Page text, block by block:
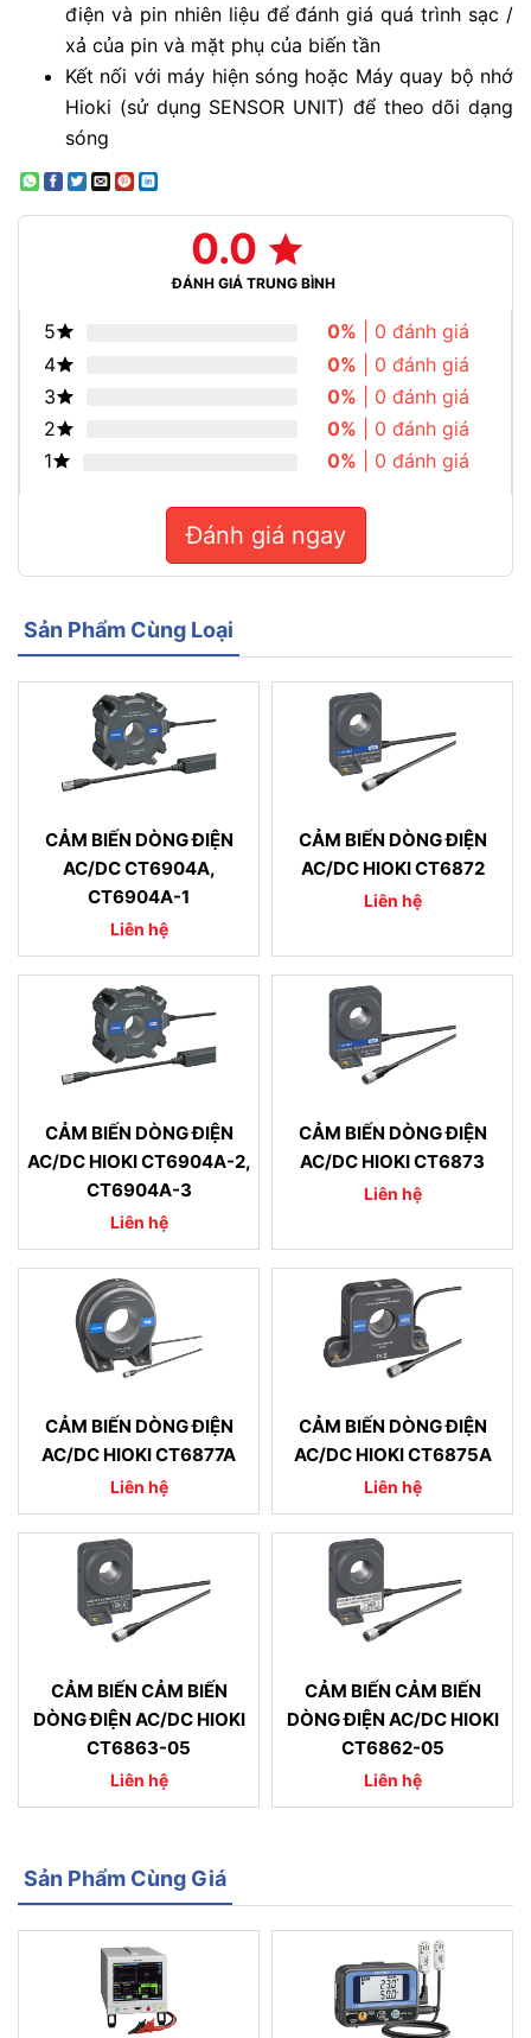
điện và pin nhiên liệu để đánh giá quá trình sạc /
xả của pin và mặt phụ của biến tần
Kết nối với máy hiện sóng hoặc Máy quay bộ nhớ
Hioki (sử dụng SENSOR UNIT) để theo dõi dạng
sóng
0.0
ĐÁNH GIÁ TRUNG BÌNH
5 0% | 0 đánh giá
4
0% | 0 đánh giá
3
0% | 0 đánh giá
2
0% | 0 đánh giá
1
0% | 0 đánh giá
Đánh giá ngay
Sản Phẩm Cùng Loại
CẢM BIẾN DÒNG ĐIỆN
AC/DC CT6904A,
CT6904A-1
Liên hệ
CẢM BIẾN DÒNG ĐIỆN
AC/DC HIOKI CT6872
Liên hệ
CẢM BIẾN DÒNG ĐIỆN
AC/DC HIOKI CT6904A-2,
CT6904A-3
Liên hệ
CẢM BIẾN DÒNG ĐIỆN
AC/DC HIOKI CT6873
Liên hệ
CẢM BIẾN DÒNG ĐIỆN
AC/DC HIOKI CT6877A
Liên hệ
CẢM BIẾN DÒNG ĐIỆN
AC/DC HIOKI CT6875A
Liên hệ
CẢM BIẾN CẢM BIẾN
DÒNG ĐIỆN AC/DC HIOKI
CT6863-05
Liên hệ
CẢM BIẾN CẢM BIẾN
DÒNG ĐIỆN AC/DC HIOKI
CT6862-05
Liên hệ
Sản Phẩm Cùng Giá